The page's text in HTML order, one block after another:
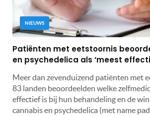
NIEUWS
Patiënten met eetstoornis
en psychedelica als ‘meest
Meer dan zevenduizend patiënten met
83 landen beoordeelden welke
effectief is bij hun behandeling en de
cannabis en psychedelica (met name